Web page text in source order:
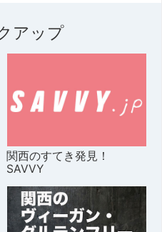
アップ
関西のすてき発見！
SAVVY